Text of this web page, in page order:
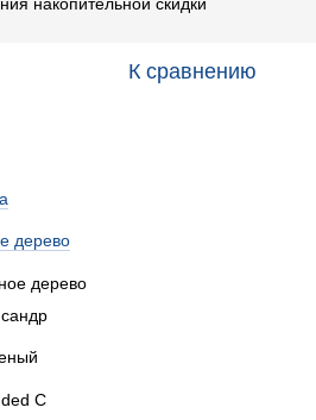
К сравнению
дерево
дерево
C